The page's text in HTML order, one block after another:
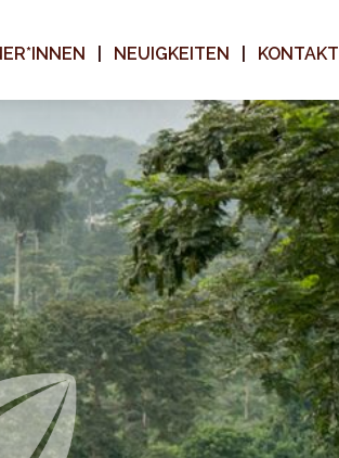
NEUIGKEITEN KONTAKT